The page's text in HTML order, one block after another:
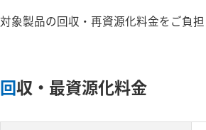
対象製品の回収・再資源化料金をご負担
回収・最資源化料金